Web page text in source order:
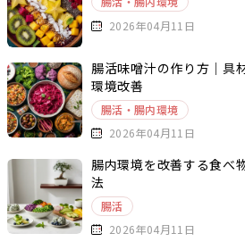
2026年04月11日
腸活味噌汁の作り方｜具
環境改善
腸活・腸内環境
2026年04月11日
腸内環境を改善する食べ
法
腸活
2026年04月11日